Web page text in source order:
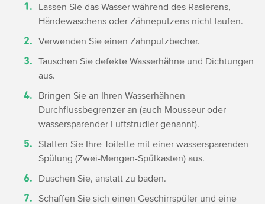
Lassen Sie das Wasser während des Rasierens,
Händewaschens oder Zähneputzens nicht laufen.
Verwenden Sie einen Zahnputzbecher.
Tauschen Sie defekte Wasserhähne und Dichtungen
aus.
Bringen Sie an Ihren Wasserhähnen
Durchflussbegrenzer an (auch Mousseur oder
wassersparender Luftstrudler genannt).
Statten Sie Ihre Toilette mit einer wassersparenden
Spülung (Zwei-Mengen-Spülkasten) aus.
Duschen Sie, anstatt zu baden.
Schaffen Sie sich einen Geschirrspüler und eine